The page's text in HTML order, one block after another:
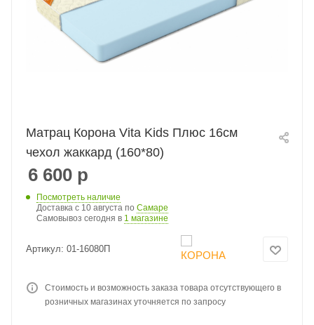
Матрац Корона Vita Kids Плюс 16см
чехол жаккард (160*80)
6 600 р
Посмотреть наличие
Доставка с 10 августа по Самаре
Самовывоз сегодня в 1 магазине
Артикул: 01-16080П
Стоимость и возможность заказа товара отсутствующего в
розничных магазинах уточняется по запросу